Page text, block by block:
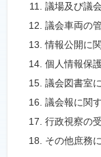
議場及び議
議会車両の
情報公開に
個人情報保
議会図書室
議会報に関
行政視察の
その他庶務